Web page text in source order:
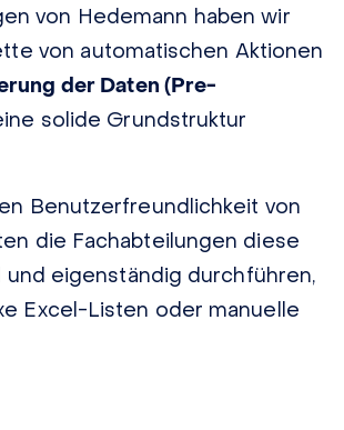
von Hedemann haben wir
von automatischen Aktionen
der Daten (Pre-
solide Grundstruktur
Benutzerfreundlichkeit von
die Fachabteilungen diese
und eigenständig durchführen,
Excel-Listen oder manuelle